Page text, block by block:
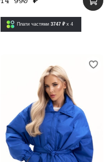
Плати частями 3747 ₽ x 4